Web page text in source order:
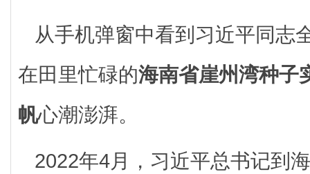
从手机弹窗中看到习近平同志
在田里忙碌的海南省崖州湾种子
帆心潮澎湃。
2022年4月，习近平总书记到